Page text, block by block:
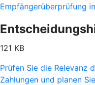
Empfängerüberprüfung
121 KB
Prüfen Sie die Relevanz
Zahlungen und planen